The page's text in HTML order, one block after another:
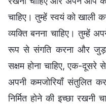
चाहिए। तुम्हें स्वयं को खाली
व्यक्ति बनना चाहिए। तुम्हें
रूप से संगति करना और
सक्षम होना चाहिए, एक-दूसरे
अपनी कमजोरियाँ संतुलित
निर्मित होने की इच्छा रखनी